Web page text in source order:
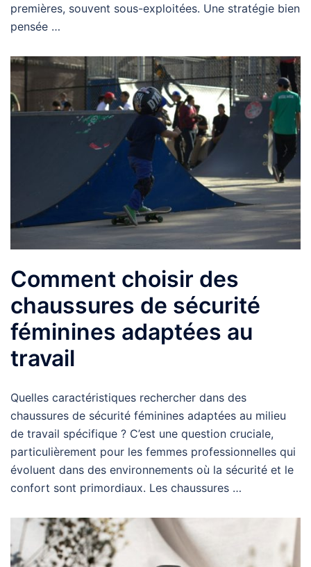
premières, souvent sous-exploitées. Une stratégie bien
pensée …
Comment choisir des
chaussures de sécurité
féminines adaptées au
travail
Quelles caractéristiques rechercher dans des
chaussures de sécurité féminines adaptées au milieu
de travail spécifique ? C’est une question cruciale,
particulièrement pour les femmes professionnelles qui
évoluent dans des environnements où la sécurité et le
confort sont primordiaux. Les chaussures …